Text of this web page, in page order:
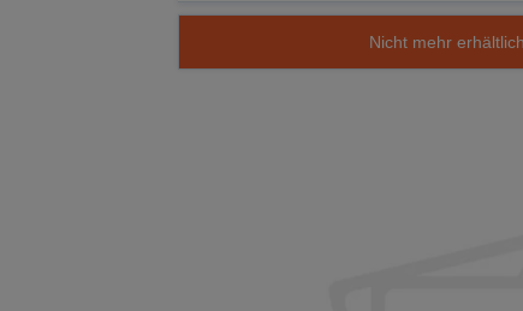
Nicht mehr